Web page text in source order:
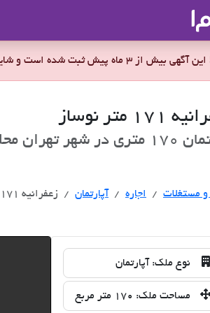
این آگهی بیش از 3 ماه پیش ثبت شده است و شاید ملک برای اجاره موجود نباشد.
متر نوساز
محله زعفرانیه برای اجاره
و مستغلات اجاره اجاره
آپارتمان زعفرانیه 171 متر نوساز
نوع ملک: آپارتمان
مساحت ملک: 170 متر مربع